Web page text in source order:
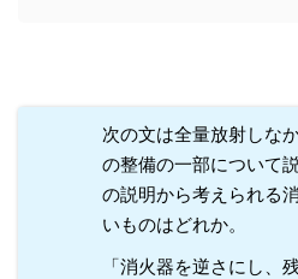
次の文は全量放射しな
の整備の一部について
の説明から考えられる
いものはどれか。
「消火器を逆さにし、